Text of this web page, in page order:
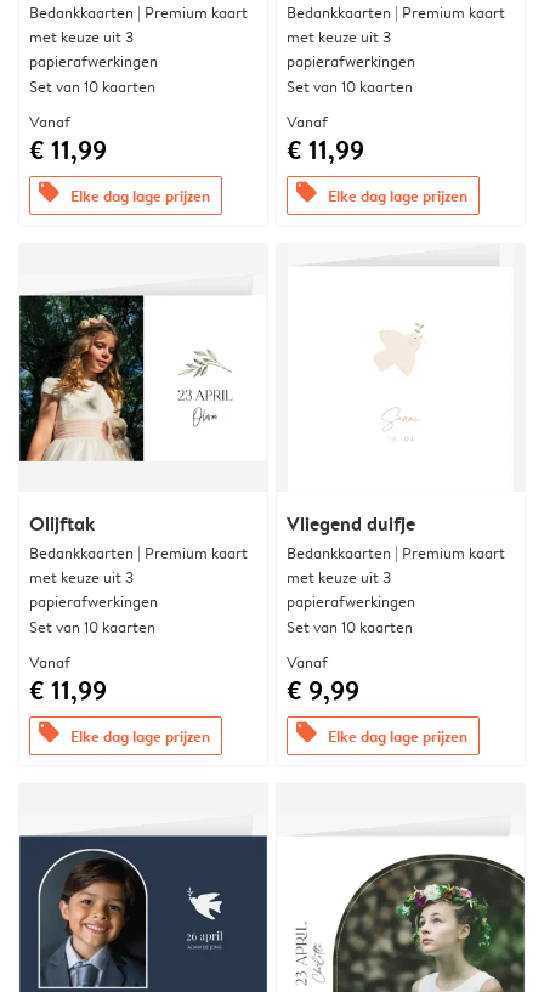
Bedankkaarten | Premium kaart
met keuze uit 3
papierafwerkingen
Set van 10 kaarten
Vanaf
€ 11,99
offers Elke dag lage prijzen
Bedankkaarten | Premium kaart
met keuze uit 3
papierafwerkingen
Set van 10 kaarten
Vanaf
€ 11,99
offers Elke dag lage prijzen
Olijftak
Bedankkaarten | Premium kaart
met keuze uit 3
papierafwerkingen
Set van 10 kaarten
Vanaf
€ 11,99
offers Elke dag lage prijzen
Vliegend duifje
Bedankkaarten | Premium kaart
met keuze uit 3
papierafwerkingen
Set van 10 kaarten
Vanaf
€ 9,99
offers Elke dag lage prijzen